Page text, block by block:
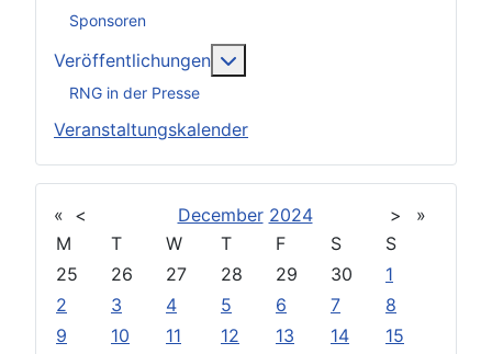
Sponsoren
Veröffentlichungen
RNG in der Presse
Veranstaltungskalender
« < December 2024 >
»
M
T W T F S
S
25
26 27 28 29 30
1
2
3 4 5 6 7
8
9
10 11 12 13 14
15